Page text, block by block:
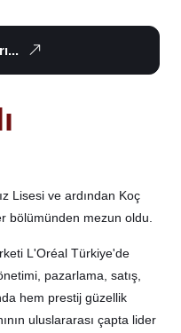
Lisesi ve ardından Koç
bölümünden mezun oldu.
L'Oréal Türkiye'de
pazarlama, satış,
hem prestij güzellik
uluslararası çapta lider